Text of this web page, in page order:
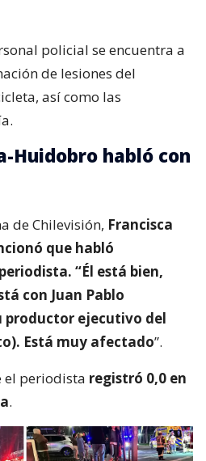
policial se encuentra a
de lesiones del
así como las
Huidobro habló con
de Chilevisión, Francisca
que habló
“Él está bien,
con Juan Pablo
productor ejecutivo del
Está muy afectado”.
el periodista registró 0,0 en
.